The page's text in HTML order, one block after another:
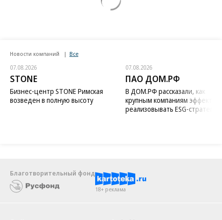
Новости компаний Все
07.08.2026
STONE
Бизнес-центр STONE Римская
возведен в полную высоту
07.08.2026
ПАО ДОМ.РФ
В ДОМ.РФ рассказали, как
крупным компаниям
реализовывать ESG-стратегию
Благотворительный фонд
18+ реклама